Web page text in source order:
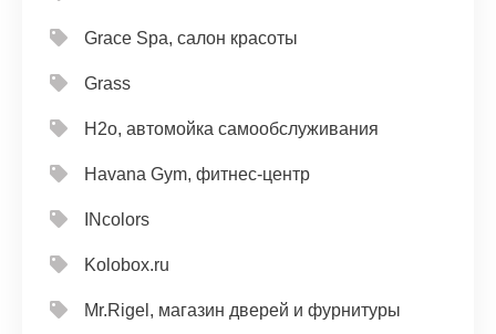
Grace Spa, салон красоты
Grass
H2o, автомойка самообслуживания
Havana Gym, фитнес-центр
INcolors
Kolobox.ru
Mr.Rigel, магазин дверей и фурнитуры